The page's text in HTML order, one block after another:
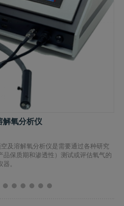
氧分析仪
溶解氧分析仪是需要通过各种研究
品保质期和渗透性）测试或评估氧气的
。